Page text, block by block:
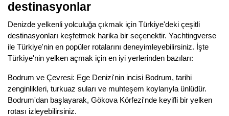
destinasyonlar
Denizde yelkenli yolculuğa çıkmak için Türkiye'deki çeşitli
destinasyonları keşfetmek harika bir seçenektir. Yachtingverse
ile Türkiye'nin en popüler rotalarını deneyimleyebilirsiniz. İşte
Türkiye'nin yelken açmak için en iyi yerlerinden bazıları:
Bodrum ve Çevresi: Ege Denizi'nin incisi Bodrum, tarihi
zenginlikleri, turkuaz suları ve muhteşem koylarıyla ünlüdür.
Bodrum'dan başlayarak, Gökova Körfezi'nde keyifli bir yelken
rotası izleyebilirsiniz.